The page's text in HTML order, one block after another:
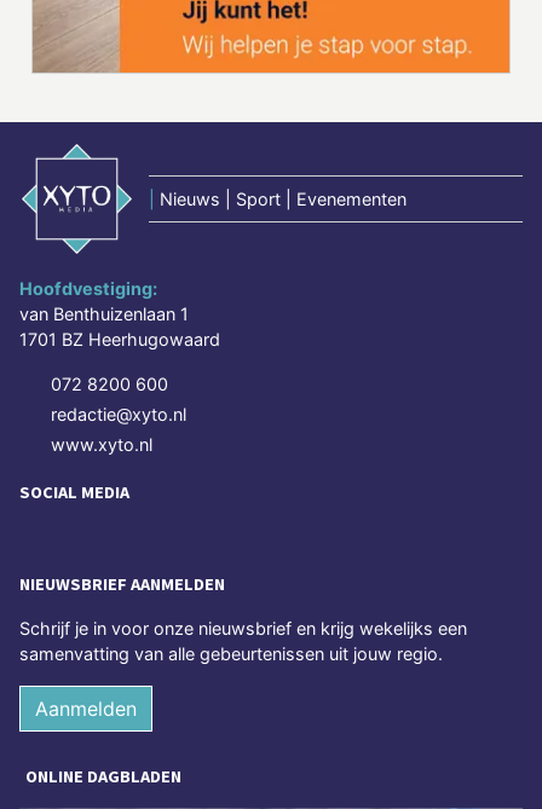
Nieuws | Sport | Evenementen
Hoofdvestiging:
van Benthuizenlaan 1
1701 BZ Heerhugowaard
072 8200 600
redactie@xyto.nl
www.xyto.nl
SOCIAL MEDIA
NIEUWSBRIEF AANMELDEN
Schrijf je in voor onze nieuwsbrief en krijg wekelijks een
samenvatting van alle gebeurtenissen uit jouw regio.
Aanmelden
ONLINE DAGBLADEN